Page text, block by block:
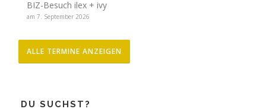
BIZ-Besuch ilex + ivy
am 7. September 2026
ALLE TERMINE ANZEIGEN
DU SUCHST?